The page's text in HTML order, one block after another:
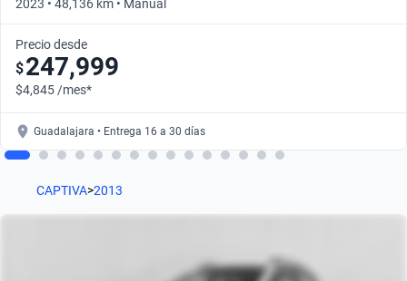
2023 • 48,136 km • Manual
Precio desde
$247,999
$4,845 /mes*
Guadalajara • Entrega 16 a 30 días
CAPTIVA>2013